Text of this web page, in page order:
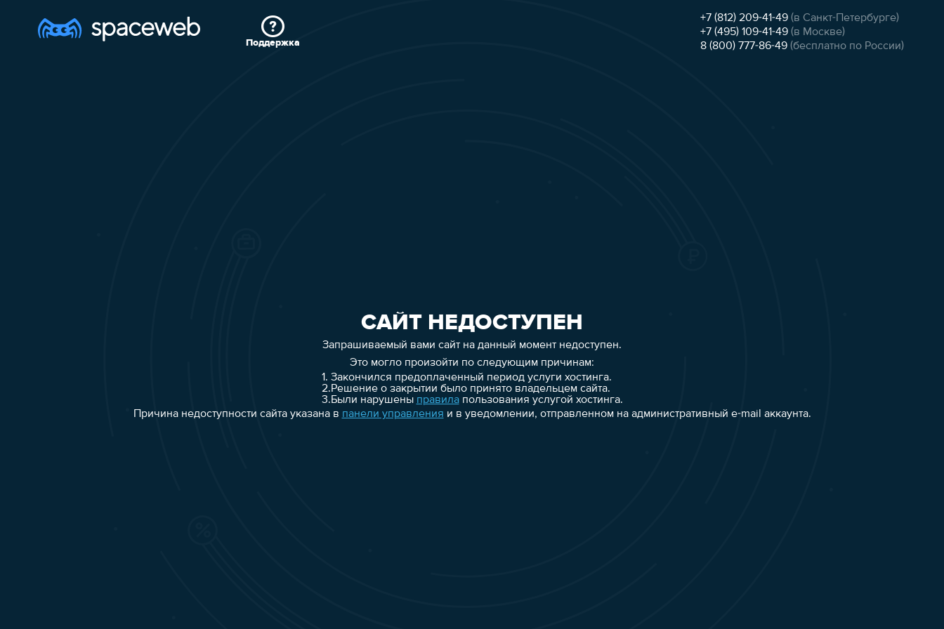
Поддержка
+7 (812) 209-41-49 (в Санкт-Петербурге)
+7 (495) 109-41-49 (в Москве)
8 (800) 777-86-49 (бесплатно по России)
САЙТ НЕДОСТУПЕН
Запрашиваемый вами сайт на данный момент недоступен.
Это могло произойти по следующим причинам:
1. Закончился предоплаченный период услуги хостинга.
2.Решение о закрытии было принято владельцем сайта.
3.Были нарушены правилапользования услугой хостинга.
Причина недоступности сайта указана в панели управления и в уведомлении, отправленном на административный e-mail аккаунта.